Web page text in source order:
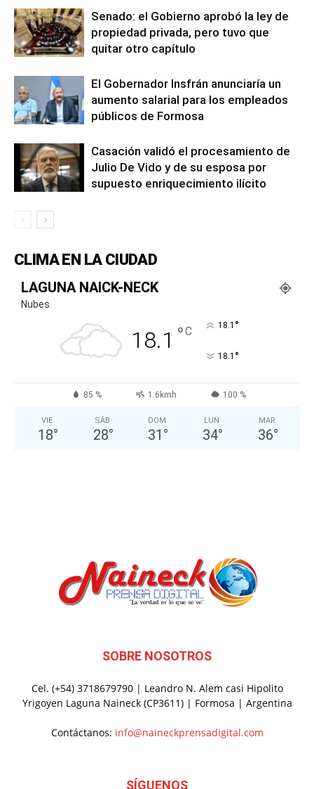
Senado: el Gobierno aprobó la ley de
propiedad privada, pero tuvo que
quitar otro capítulo
El Gobernador Insfrán anunciaría un
aumento salarial para los empleados
públicos de Formosa
Casación validó el procesamiento de
Julio De Vido y de su esposa por
supuesto enriquecimiento ilícito
CLIMA EN LA CIUDAD
LAGUNA NAICK-NECK
Nubes
18.1 °C 18.1 °
18.1 °
85 % 1.6kmh 100 %
VIE
18°
SÁB
28°
DOM
31 °
LUN
34°
MAR
36°
SOBRE NOSOTROS
Cel. (+54) 3718679790 | Leandro N. Alem casi Hipolito
Yrigoyen Laguna Naineck (CP3611) | Formosa | Argentina
Contáctanos: info@naineckprensadigital.com
SÍGUENOS